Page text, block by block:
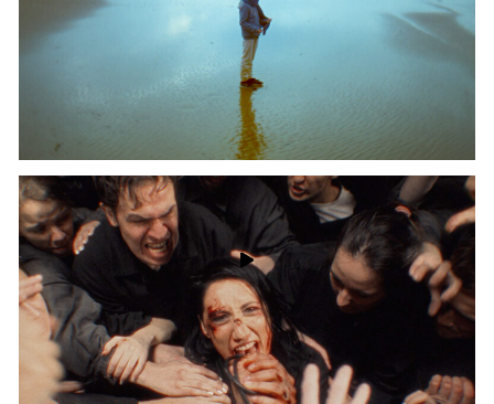
AUDI Spec
Egor Chechkin - Cinematographer